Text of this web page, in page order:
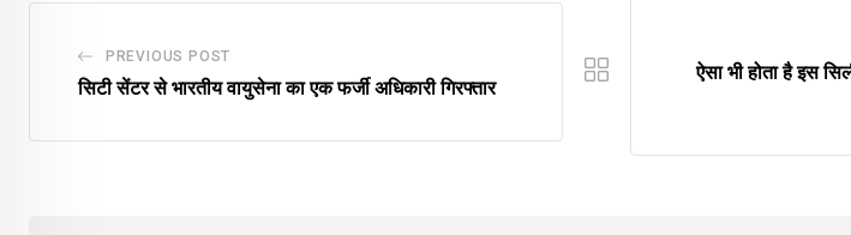
PREVIOUS POST
सिटी सेंटर से भारतीय वायुसेना का एक फर्जी अधिकारी गिरफ्तार
ऐसा भी होता है इस